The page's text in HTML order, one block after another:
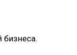
бизнеса.